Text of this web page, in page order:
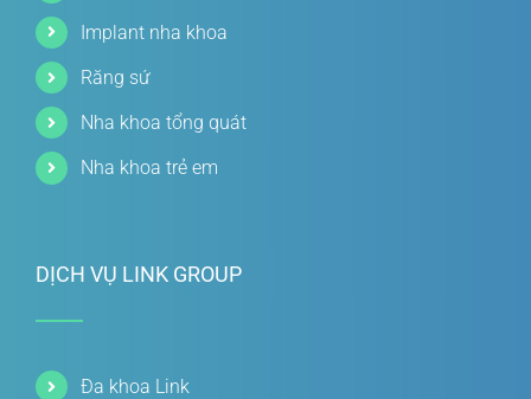
Implant nha khoa
Răng sứ
Nha khoa tổng quát
Nha khoa trẻ em
DỊCH VỤ LINK GROUP
Đa khoa Link